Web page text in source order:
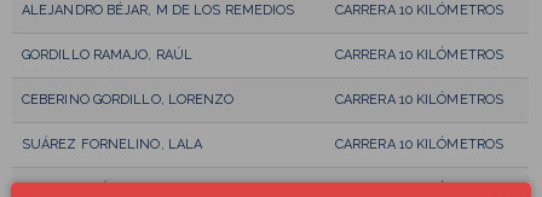
ALEJANDRO BÉJAR, M DE LOS REMEDIOS CARRERA 10 KILÓMETROS
GORDILLO RAMAJO, RAÚL CARRERA 10 KILÓMETROS
CEBERINO GORDILLO, LORENZO CARRERA 10 KILÓMETROS
SUÁREZ FORNELINO, LALA CARRERA 10 KILÓMETROS